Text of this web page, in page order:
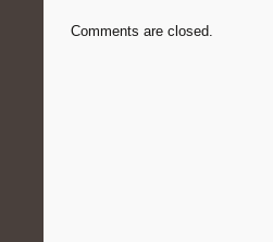
Comments are closed.